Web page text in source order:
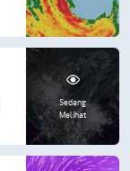
Sedang
Melihat